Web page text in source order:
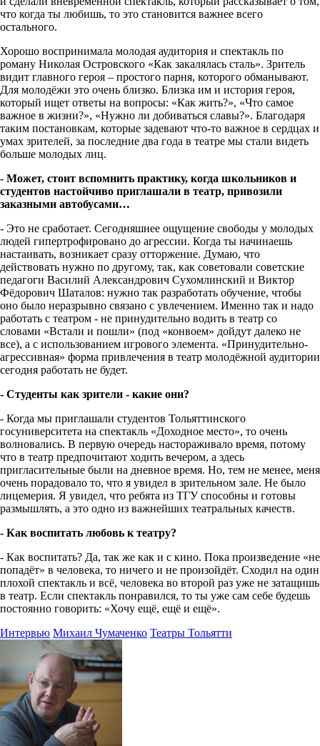
что когда ты любишь, то это становится важнее всего
остального.
Хорошо воспринимала молодая аудитория и спектакль по
роману Николая Островского «Как закалялась сталь». Зритель
видит главного героя – простого парня, которого обманывают.
Для молодёжи это очень близко. Близка им и история героя,
который ищет ответы на вопросы: «Как жить?», «Что самое
важное в жизни?», «Нужно ли добиваться славы?». Благодаря
таким постановкам, которые задевают что-то важное в сердцах и
умах зрителей, за последние два года в театре мы стали видеть
больше молодых лиц.
- Может, стоит вспомнить практику, когда школьников и
студентов настойчиво приглашали в театр, привозили
заказными автобусами…
- Это не сработает. Сегодняшнее ощущение свободы у молодых
людей гипертрофировано до агрессии. Когда ты начинаешь
настаивать, возникает сразу отторжение. Думаю, что
действовать нужно по другому, так, как советовали советские
педагоги Василий Александрович Сухомлинский и Виктор
Фёдорович Шаталов: нужно так разработать обучение, чтобы
оно было неразрывно связано с увлечением. Именно так и надо
работать с театром - не принудительно водить в театр со
словами «Встали и пошли» (под «конвоем» дойдут далеко не
все), а с использованием игрового элемента. «Принудительно-
агрессивная» форма привлечения в театр молодёжной аудитории
сегодня работать не будет.
- Студенты как зрители - какие они?
- Когда мы приглашали студентов Тольяттинского
госуниверситета на спектакль «Доходное место», то очень
волновались. В первую очередь настораживало время, потому
что в театр предпочитают ходить вечером, а здесь
пригласительные были на дневное время. Но, тем не менее, меня
очень порадовало то, что я увидел в зрительном зале. Не было
лицемерия. Я увидел, что ребята из ТГУ способны и готовы
размышлять, а это одно из важнейших театральных качеств.
- Как воспитать любовь к театру?
- Как воспитать? Да, так же как и с кино. Пока произведение «не
попадёт» в человека, то ничего и не произойдёт. Сходил на один
плохой спектакль и всё, человека во второй раз уже не затащишь
в театр. Если спектакль понравился, то ты уже сам себе будешь
постоянно говорить: «Хочу ещё, ещё и ещё».
Интервью Михаил Чумаченко Театры Тольятти